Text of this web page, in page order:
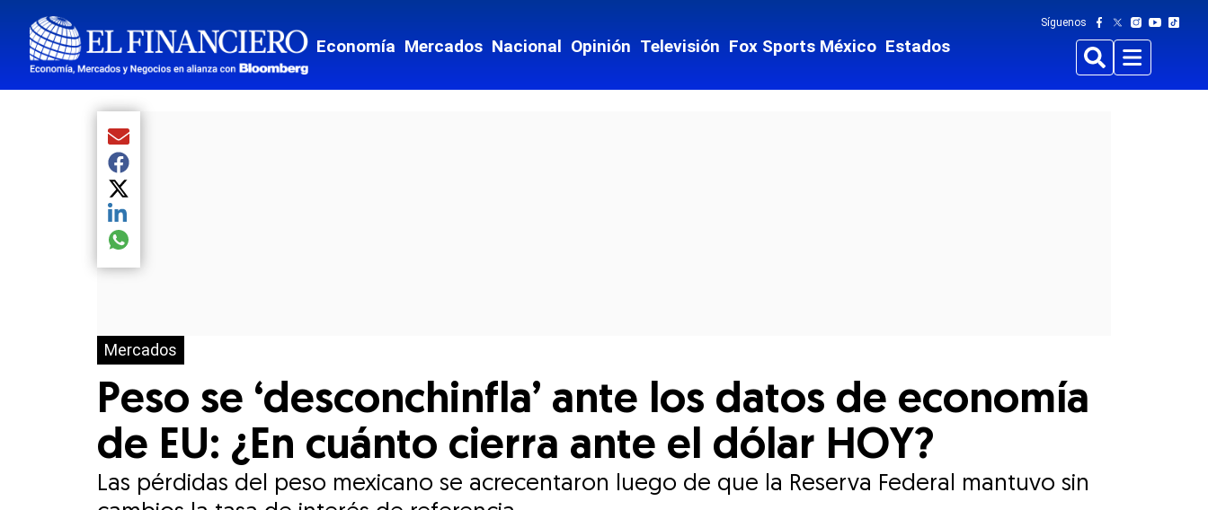
Economía Mercados Nacional Opinión Televisión Fox Sports México Estados
Síguenos
BuscarMenu
Mercados
Peso se ‘desconchinfla’ ante los datos de economía
de EU: ¿En cuánto cierra ante el dólar HOY?
Las pérdidas del peso mexicano se acrecentaron luego de que la Reserva Federal mantuvo sin
Compartir el artículo actual mediante Email
Compartir el artículo actual mediante Facebook
Compartir el artículo actual mediante Twitter
Compartir el artículo actual mediante LinkedIn
Compartir el artículo actual mediante global.social-whatsapp